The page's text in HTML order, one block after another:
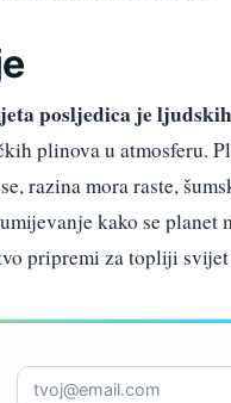
posljedica je
plinova u atmosferu.
razina mora raste,
kako se planet
pripremi za topliji